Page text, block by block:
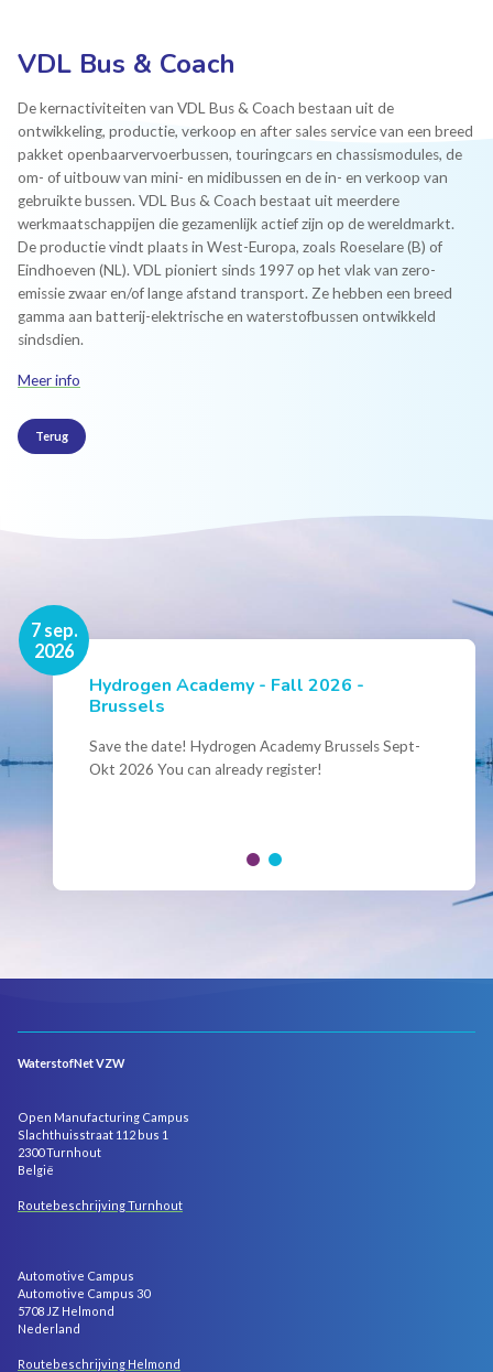
VDL Bus & Coach
De kernactiviteiten van VDL Bus & Coach bestaan uit de
ontwikkeling, productie, verkoop en after sales service van een breed
pakket openbaarvervoerbussen, touringcars en chassismodules, de
om- of uitbouw van mini- en midibussen en de in- en verkoop van
gebruikte bussen. VDL Bus & Coach bestaat uit meerdere
werkmaatschappijen die gezamenlijk actief zijn op de wereldmarkt.
De productie vindt plaats in West-Europa, zoals Roeselare (B) of
Eindhoeven (NL). VDL pioniert sinds 1997 op het vlak van zero-
emissie zwaar en/of lange afstand transport. Ze hebben een breed
gamma aan batterij-elektrische en waterstofbussen ontwikkeld
sindsdien.
Meer info
Terug
7 sep.
2026
Hydrogen Academy - Fall 2026 -
Brussels
Save the date! Hydrogen Academy Brussels Sept-
Okt 2026 You can already register!
16 nov.
2026
Events
Conference Belgian Hydrogen Expertise
- Powering International Collaboration
Join us for the annual Conference of the Belgian
WaterstofNet VZW
Open Manufacturing Campus
Slachthuisstraat 112 bus 1
2300 Turnhout
België
Routebeschrijving Turnhout
Automotive Campus
Automotive Campus 30
5708 JZ Helmond
Nederland
Routebeschrijving Helmond